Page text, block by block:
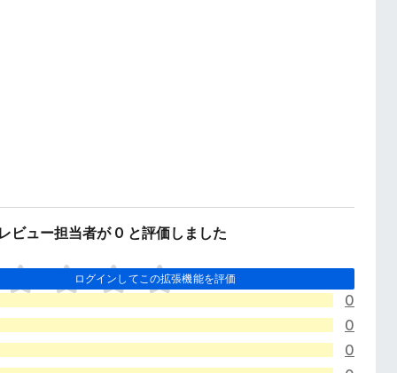
ビュー担当者が 0 と評価しました
ログインしてこの拡張機能を評価
0
0
0